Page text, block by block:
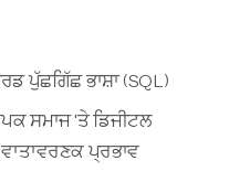
ਪੁੱਛਗਿੱਛ ਭਾਸ਼ਾ (SQL)
ਸਮਾਜ 'ਤੇ ਡਿਜੀਟਲ
ਪ੍ਰਭਾਵ